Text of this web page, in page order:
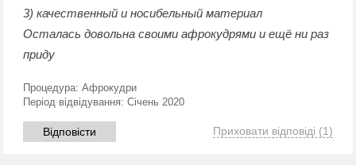
3) качественный и носибельный материал
Осталась довольна своими афрокудрями и ещё ни раз
приду
Процедура: Афрокудри
Період відвідування: Січень 2020
Відповісти Приховати відповіді (1)